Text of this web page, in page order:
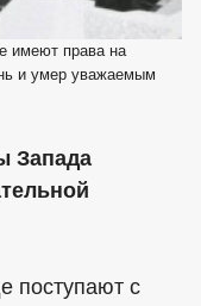
имеют права на
и умер уважаемым
Запада
поступают с